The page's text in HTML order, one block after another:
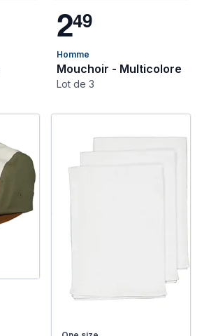
249
Homme
Mouchoir - Multicolore
Lot de 3